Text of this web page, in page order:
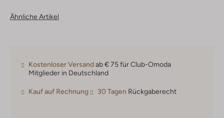
Ähnliche Artikel
Kostenloser Versandab € 75 für Club-Omoda
Mitglieder in Deutschland
Kauf auf Rechnung 30 Tagen Rückgaberecht